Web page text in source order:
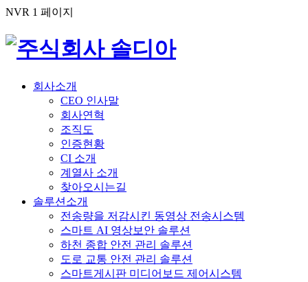
NVR 1 페이지
회사소개
CEO 인사말
회사연혁
조직도
인증현황
CI 소개
계열사 소개
찾아오시는길
솔루션소개
전송량을 저감시킨 동영상 전송시스템
스마트 AI 영상보안 솔루션
하천 종합 안전 관리 솔루션
도로 교통 안전 관리 솔루션
스마트게시판 미디어보드 제어시스템